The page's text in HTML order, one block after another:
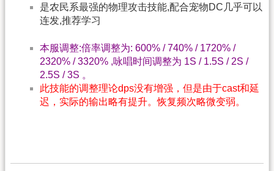
是农民系最强的物理攻击技能,配合宠物DC几乎可以
连发,推荐学习
本服调整:倍率调整为: 600% / 740% / 1720% /
2320% / 3320% ,咏唱时间调整为 1S / 1.5S / 2S /
2.5S / 3S 。
此技能的调整理论dps没有增强，但是由于cast和延
迟，实际的输出略有提升。恢复频次略微变弱。